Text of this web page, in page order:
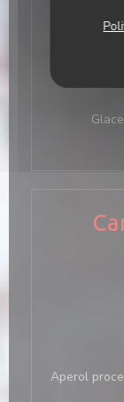
Glace
Aperol